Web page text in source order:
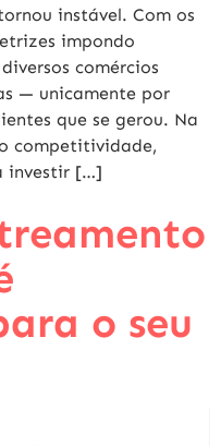
instável. Com os
impondo
comércios
— unicamente por
que se gerou. Na
competitividade,
investir […]
o seu